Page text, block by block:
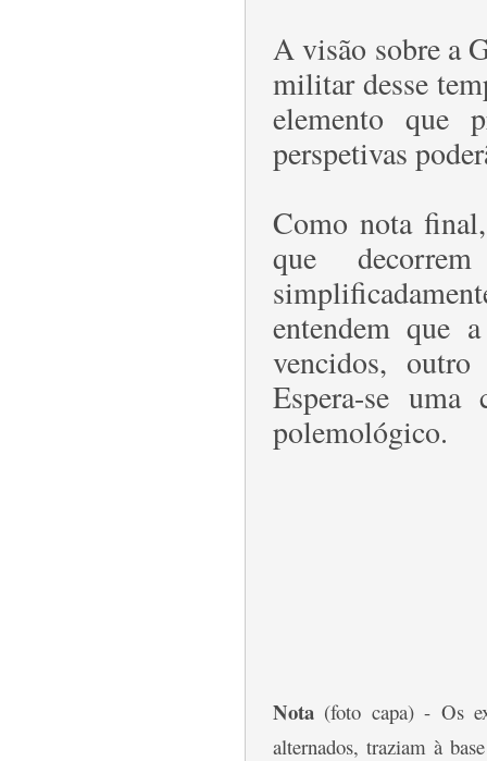
A visão sobre a
militar desse
elemento que
perspetivas
Como nota
que
entendem que
vencidos,
Espera-se uma
polemológico.
Nota (foto capa) - Os
alternados, traziam à